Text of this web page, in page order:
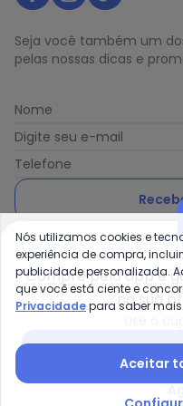
Seja você também um
pelas nossas dicas e
Nome
Digite seu e-mail
Telefone
Ao enviar o cadastro,
de
Posthaus é uma marca
80.462.138/0001-41
Endereço: Rua Werner
89.070-700 - Blumenau/
Compre pelo app e
na sua
Nós utilizamos cookies e
experiência de compra,
publicidade personalizada.
que você está ciente e
Privacidadepara saber mais.
Aceitar